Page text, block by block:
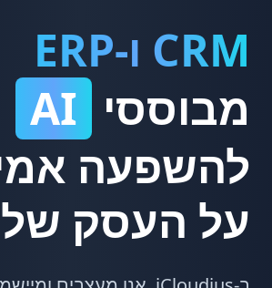
CRM ו-ERP
מבוססי AI
להשפעה
על העסק